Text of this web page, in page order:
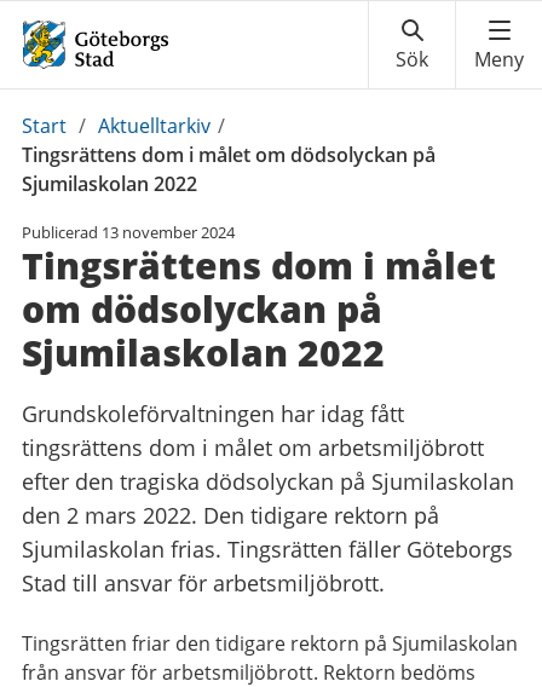
Du
är
här:
Start / Aktuelltarkiv /
Tingsrättens dom i målet om dödsolyckan på
Sjumilaskolan 2022
Publicerad 13 november 2024
Tingsrättens dom i målet
om dödsolyckan på
Sjumilaskolan 2022
Grundskoleförvaltningen har idag fått
tingsrättens dom i målet om arbetsmiljöbrott
efter den tragiska dödsolyckan på Sjumilaskolan
den 2 mars 2022. Den tidigare rektorn på
Sjumilaskolan frias. Tingsrätten fäller Göteborgs
Stad till ansvar för arbetsmiljöbrott.
Tingsrätten friar den tidigare rektorn på Sjumilaskolan
från ansvar för arbetsmiljöbrott. Rektorn bedöms